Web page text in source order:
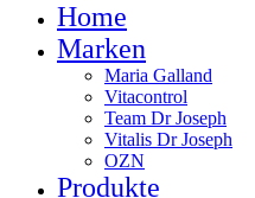
Home
Marken
Maria Galland
Vitacontrol
Team Dr Joseph
Vitalis Dr Joseph
OZN
Produkte